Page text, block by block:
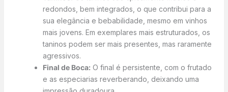
redondos, bem integrados, o que contribui para a
sua elegância e bebabilidade, mesmo em vinhos
mais jovens. Em exemplares mais estruturados, os
taninos podem ser mais presentes, mas raramente
agressivos.
Final de Boca:O final é persistente, com o frutado
e as especiarias reverberando, deixando uma